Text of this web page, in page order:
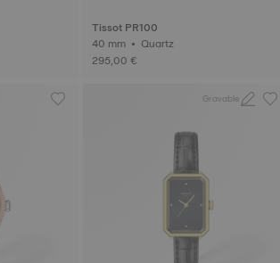
Tissot PR100
40 mm • Quartz
295,00 €
Gravable